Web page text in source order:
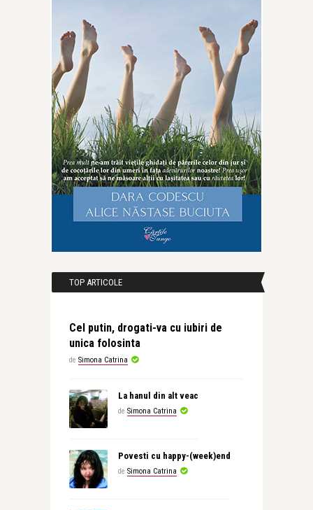
TOP ARTICOLE
Cel putin, drogati-va cu iubiri de
unica folosinta
de Simona Catrina
La hanul din alt veac
de Simona Catrina
Povesti cu happy-(week)end
de Simona Catrina